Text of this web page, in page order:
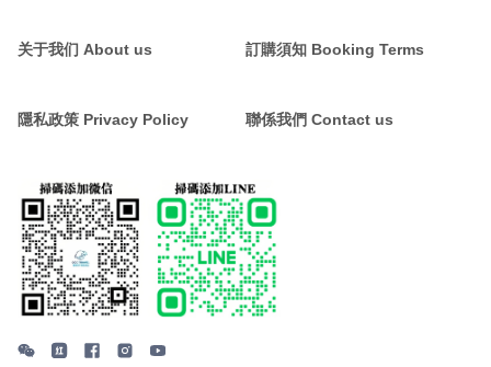
关于我们 About us 訂購須知 Booking Terms
隱私政策 Privacy Policy 聯係我們 Contact us